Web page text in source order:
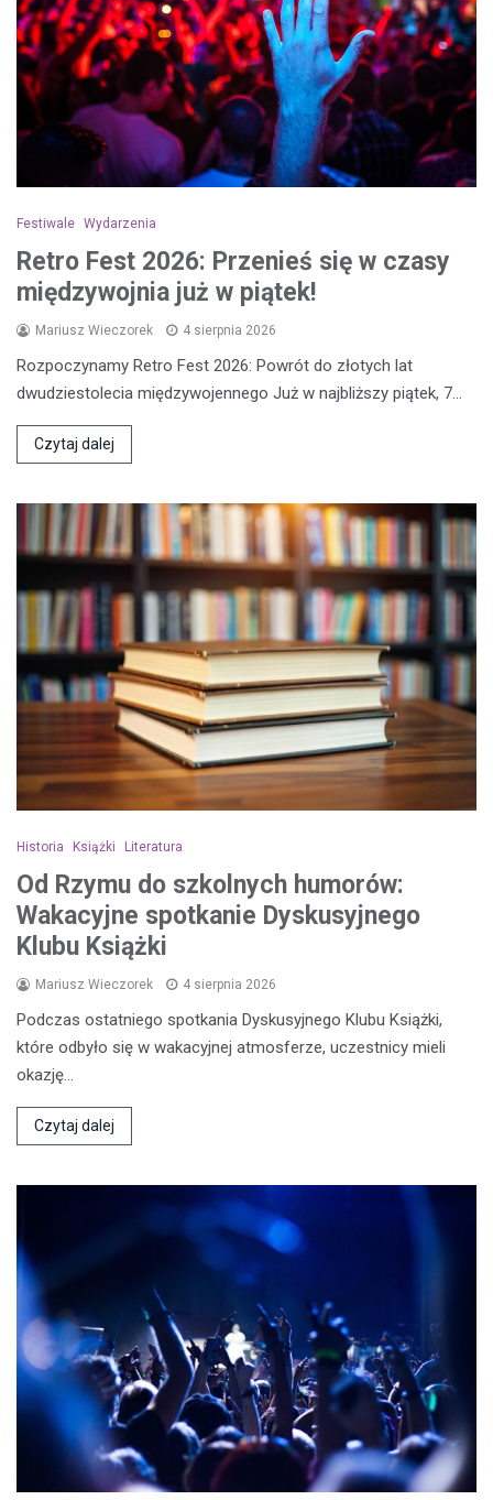
Festiwale Wydarzenia
Retro Fest 2026: Przenieś się w czasy
międzywojnia już w piątek!
Mariusz Wieczorek 4 sierpnia 2026
Rozpoczynamy Retro Fest 2026: Powrót do złotych lat
dwudziestolecia międzywojennego Już w najbliższy piątek, 7…
Czytaj dalej
Historia Książki Literatura
Od Rzymu do szkolnych humorów:
Wakacyjne spotkanie Dyskusyjnego
Klubu Książki
Mariusz Wieczorek 4 sierpnia 2026
Podczas ostatniego spotkania Dyskusyjnego Klubu Książki,
które odbyło się w wakacyjnej atmosferze, uczestnicy mieli
okazję…
Czytaj dalej